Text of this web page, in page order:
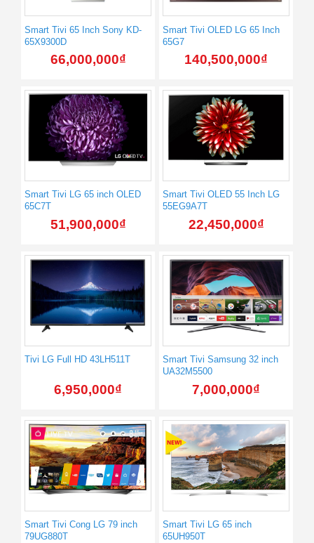
Smart Tivi 65 Inch Sony KD-
65X9300D
66,000,000₫
Smart Tivi OLED LG 65 Inch
65G7
140,500,000₫
Smart Tivi LG 65 inch OLED
65C7T
51,900,000₫
Smart Tivi OLED 55 Inch LG
55EG9A7T
22,450,000₫
Tivi LG Full HD 43LH511T
6,950,000₫
Smart Tivi Samsung 32 inch
UA32M5500
7,000,000₫
Smart Tivi Cong LG 79 inch
79UG880T
Smart Tivi LG 65 inch
65UH950T